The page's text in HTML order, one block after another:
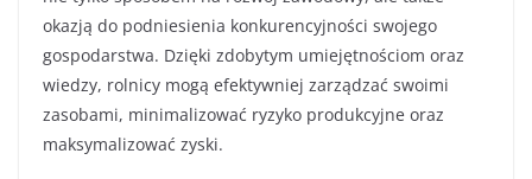
okazją do podniesienia konkurencyjności swojego
gospodarstwa. Dzięki zdobytym umiejętnościom oraz
wiedzy, rolnicy mogą efektywniej zarządzać swoimi
zasobami, minimalizować ryzyko produkcyjne oraz
maksymalizować zyski.